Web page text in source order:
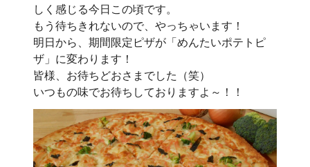
しく感じる今日この頃です。
もう待ちきれないので、やっちゃいます！
明日から、期間限定ピザが「めんたいポテトピ
ザ」に変わります！
皆様、お待ちどおさまでした（笑）
いつもの味でお待ちしておりますよ～！！